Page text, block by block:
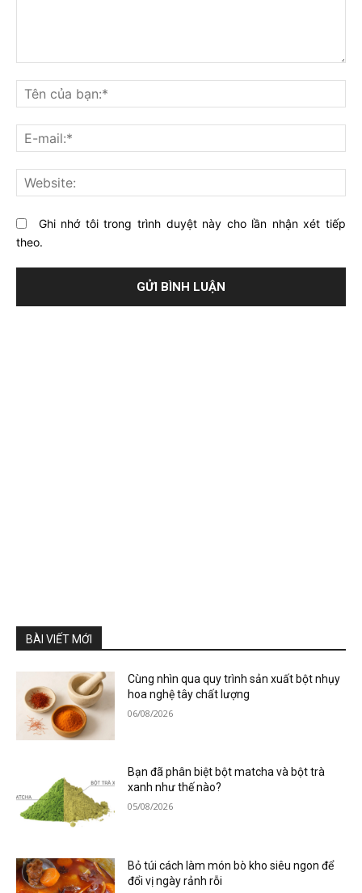
nghĩ
gì
về
bài
viết
này?
Ghi nhớ tôi trong trình duyệt này cho lần nhận xét tiếp
theo.
BÀI VIẾT MỚI
Cùng nhìn qua quy trình sản xuất bột nhụy
hoa nghệ tây chất lượng
06/08/2026
Bạn đã phân biệt bột matcha và bột trà
xanh như thế nào?
05/08/2026
Bỏ túi cách làm món bò kho siêu ngon để
đổi vị ngày rảnh rỗi